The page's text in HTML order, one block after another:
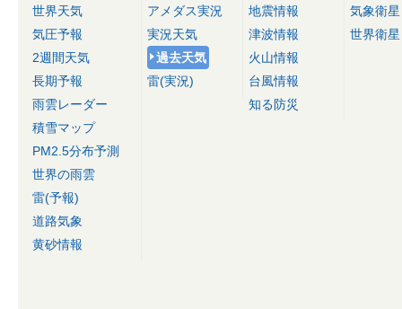
世界天気
気圧予報
2週間天気
長期予報
雨雲レーダー
積雪マップ
PM2.5分布予測
世界の雨雲
雷(予報)
道路気象
黄砂情報
アメダス実況
実況天気
過去天気
雷(実況)
地震情報
津波情報
火山情報
台風情報
知る防災
気象衛星
世界衛星